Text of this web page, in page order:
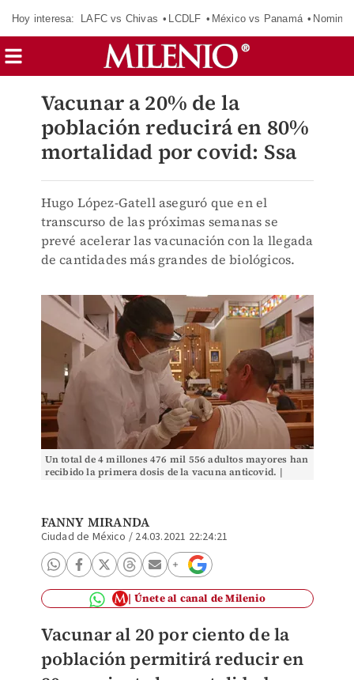
Hoy interesa: LAFC vs Chivas LCDLF México vs Panamá
Vacunar a 20% de la
población reducirá en 80%
mortalidad por covid: Ssa
Hugo López-Gatell aseguró que en el
transcurso de las próximas semanas se
prevé acelerar las vacunación con la llegada
de cantidades más grandes de biológicos.
Un total de 4 millones 476 mil 556 adultos mayores han
recibido la primera dosis de la vacuna anticovid. |
FANNY MIRANDA
Ciudad de México / 24.03.2021 22:24:21
Únete al canal de Milenio
Vacunar al 20 por ciento de la
población permitirá reducir en